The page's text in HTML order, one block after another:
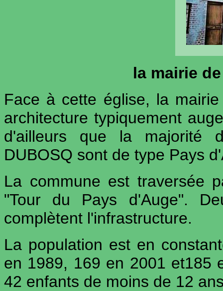
la mairie
Face à cette église, la
architecture typiquement
d'ailleurs que la majorité
DUBOSQ sont de type Pays
La commune est traversée
"Tour du Pays d'Auge".
complètent l'infrastructure.
La population est en
en 1989, 169 en 2001 et185
42 enfants de moins de 12